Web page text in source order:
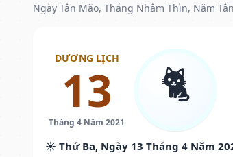
Ngày Tân Mão, Tháng Nhâm Thìn, Năm
DƯƠNG LỊCH
13
Tháng 4 Năm 2021
🐈
☀️ Thứ Ba, Ngày 13 Tháng 4 Năm